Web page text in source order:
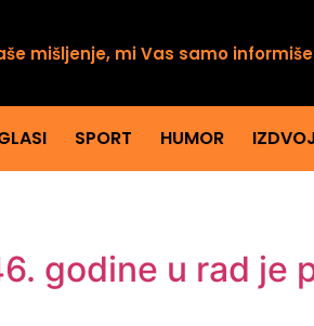
mišljenje, mi Vas samo
SPORT HUMOR
godine u rad je